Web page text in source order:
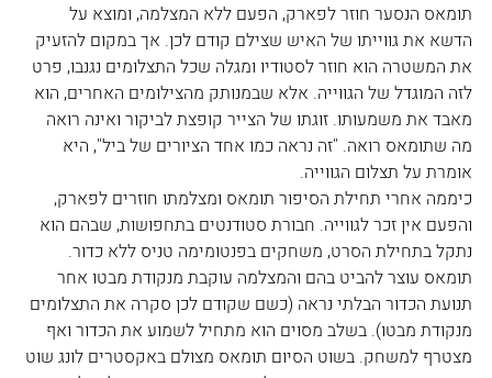
תומאס הנסער חוזר לפארק, הפעם ללא המצלמה, ומוצא על
הדשא את גווייתו של האיש שצילם קודם לכן. אך במקום להזעיק
את המשטרה הוא חוזר לסטודיו ומגלה שכל התצלומים נגנבו, פרט
לזה המוגדל של הגווייה. אלא שבמנותק מהצילומים האחרים, הוא
מאבד את משמעותו. זוגתו של הצייר קופצת לביקור ואינה רואה
מה שתומאס רואה. "זה נראה כמו אחד הציורים של ביל", היא
אומרת על תצלום הגווייה.
כיממה אחרי תחילת הסיפור תומאס ומצלמתו חוזרים לפארק,
והפעם אין זכר לגווייה. חבורת סטודנטים בתחפושות, שבהם הוא
נתקל בתחילת הסרט, משחקים בפנטומימה טניס ללא כדור.
תומאס עוצר להביט בהם והמצלמה עוקבת מנקודת מבטו אחר
תנועת הכדור הבלתי נראה (כשם שקודם לכן סקרה את התצלומים
מנקודת מבטו). בשלב מסוים הוא מתחיל לשמוע את הכדור ואף
מצטרף למשחק. בשוט הסיום תומאס מצולם באקסטרים לונג שוט